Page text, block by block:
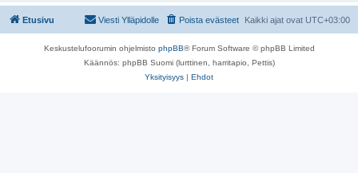
Etusivu Kaikki ajat ovat UTC+03:00
Poista evästeet
Viesti Ylläpidolle
Keskustelufoorumin ohjelmisto phpBB® Forum Software © phpBB Limited
Käännös: phpBB Suomi (lurttinen, harritapio, Pettis)
Yksityisyys | Ehdot